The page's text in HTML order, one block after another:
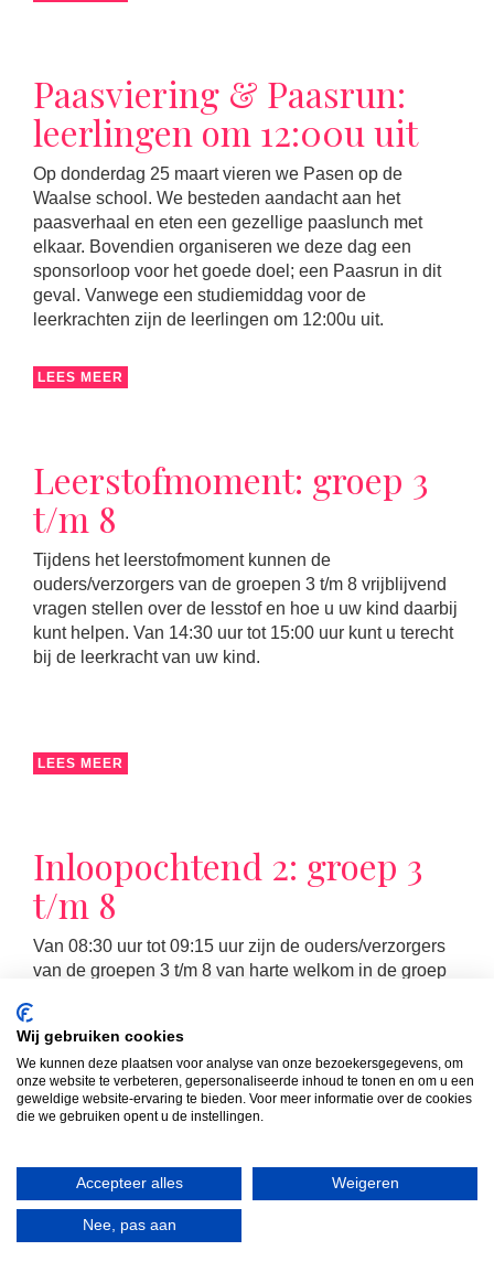
Paasviering & Paasrun:
leerlingen om 12:00u uit
Op donderdag 25 maart vieren we Pasen op de
Waalse school. We besteden aandacht aan het
paasverhaal en eten een gezellige paaslunch met
elkaar. Bovendien organiseren we deze dag een
sponsorloop voor het goede doel; een Paasrun in dit
geval. Vanwege een studiemiddag voor de
leerkrachten zijn de leerlingen om 12:00u uit.
LEES MEER
Leerstofmoment: groep 3
t/m 8
Tijdens het leerstofmoment kunnen de
ouders/verzorgers van de groepen 3 t/m 8 vrijblijvend
vragen stellen over de lesstof en hoe u uw kind daarbij
kunt helpen. Van 14:30 uur tot 15:00 uur kunt u terecht
bij de leerkracht van uw kind.
LEES MEER
Inloopochtend 2: groep 3
t/m 8
Van 08:30 uur tot 09:15 uur zijn de ouders/verzorgers
van de groepen 3 t/m 8 van harte welkom in de groep
MR-vergadering
Wij gebruiken cookies
We kunnen deze plaatsen voor analyse van onze bezoekersgegevens, om
onze website te verbeteren, gepersonaliseerde inhoud te tonen en om u een
geweldige website-ervaring te bieden. Voor meer informatie over de cookies
die we gebruiken opent u de instellingen.
Accepteer alles Weigeren
Nee, pas aan